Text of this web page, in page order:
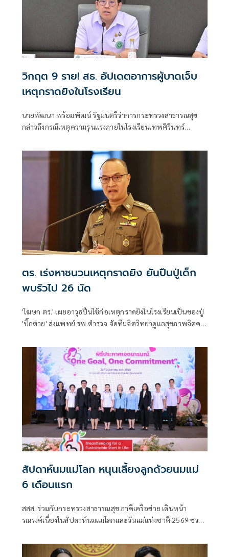
วิกฤต 9 ราย! สธ. อัปเดตอาการผู้บาดเจ็บ
เหตุกราดยิงในโรงเรียน
นายพัฒนา พร้อมพัฒน์ รัฐมนตรีว่าการกระทรวงสาธารณสุข
กล่าวถึงกรณีเหตุความรุนแรงภายในโรงเรียนเทพศิรินทร์
สถานการณ์ และได้มอบหมายให้โรงพยาบาลในสังกัดกระทรวง
สาธารณสุขพื้นที่โดยรอบให้การดูแลผู้บาดเจ็บอย่างดีที่สุด โดย
เน้นย้ำให้ติดตามอาการผู้ป่วยอาการหนักอย่างใกล้ชิด
ตร. เร่งหาชนวนเหตุกราดยิง ยันปืนปู่เด็ก
พบรัวไป 26 นัด
'โฆษก ตร.' เผยอาวุธปืนใช้ก่อเหตุกราดยิงในโรงเรียนเป็นของปู่
'บิ๊กต่าย' ส่งแพทย์ รพ.ตำรวจ จัดทีมจิตวิทยาดูแลสุขภาพจิตครู
สัปดาห์นมแม่โลก หนุนเลี้ยงลูกด้วยนมแม่
6 เดือนแรก
สสส. ร่วมกับกระทรวงสาธารณสุข ภาคีเครือข่าย เดินหน้า
รณรงค์เนื่องในสัปดาห์นมแม่โลกและวันแม่แห่งชาติ 2569 ชวน
แรกเพื่อสร้างรากฐานเด็กไทย